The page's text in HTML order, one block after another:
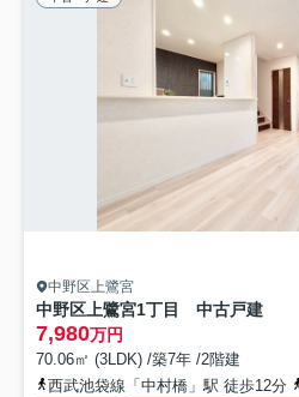
中野区上鷺宮
中野区上鷺宮1丁目 中古戸建
7,980万円
70.06㎡ (3LDK) /築7年 /2階建
西武池袋線「中村橋」駅 徒歩12分